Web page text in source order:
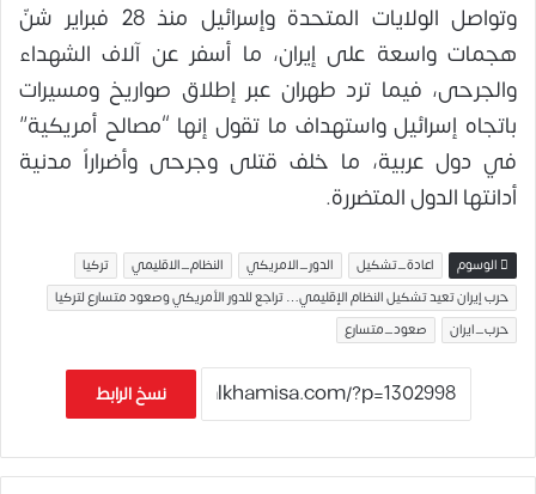
وتواصل الولايات المتحدة وإسرائيل منذ 28 فبراير شنّ
هجمات واسعة على إيران، ما أسفر عن آلاف الشهداء
والجرحى، فيما ترد طهران عبر إطلاق صواريخ ومسيرات
باتجاه إسرائيل واستهداف ما تقول إنها “مصالح أمريكية”
في دول عربية، ما خلف قتلى وجرحى وأضراراً مدنية
أدانتها الدول المتضررة.
الوسوم اعادة_تشكيل الدور_الامريكي النظام_الاقليمي
تركيا
حرب إيران تعيد تشكيل النظام الإقليمي… تراجع للدور الأمريكي وصعود متسارع لتركيا
حرب_ايران
صعود_متسارع
نسخ الرابط